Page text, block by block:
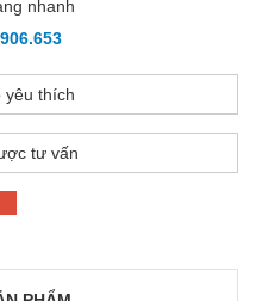
nhanh
yêu thích
tư vấn